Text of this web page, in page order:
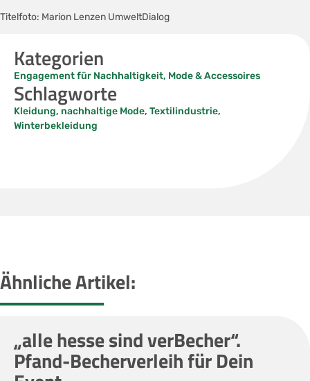
Titelfoto: Marion Lenzen UmweltDialog
Kategorien
Engagement für Nachhaltigkeit, Mode & Accessoires
Schlagworte
Kleidung, nachhaltige Mode, Textilindustrie,
Winterbekleidung
Ähnliche Artikel:
„alle hesse sind verBecher“.
Pfand-Becherverleih für Dein